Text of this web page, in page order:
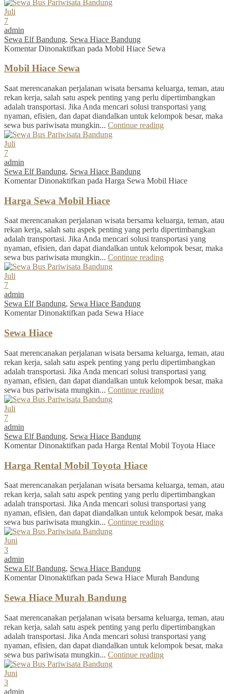
Juli
7
admin
Sewa Elf Bandung, Sewa Hiace Bandung
Komentar Dinonaktifkan pada Mobil Hiace Sewa
Mobil Hiace Sewa
Saat merencanakan perjalanan wisata bersama keluarga, teman, atau
rekan kerja, salah satu aspek penting yang perlu dipertimbangkan
adalah transportasi. Jika Anda mencari solusi transportasi yang
nyaman, efisien, dan dapat diandalkan untuk kelompok besar, maka
sewa bus pariwisata mungkin... Continue reading
Juli
7
admin
Sewa Elf Bandung, Sewa Hiace Bandung
Komentar Dinonaktifkan pada Harga Sewa Mobil Hiace
Harga Sewa Mobil Hiace
Saat merencanakan perjalanan wisata bersama keluarga, teman, atau
rekan kerja, salah satu aspek penting yang perlu dipertimbangkan
adalah transportasi. Jika Anda mencari solusi transportasi yang
nyaman, efisien, dan dapat diandalkan untuk kelompok besar, maka
sewa bus pariwisata mungkin... Continue reading
Juli
7
admin
Sewa Elf Bandung, Sewa Hiace Bandung
Komentar Dinonaktifkan pada Sewa Hiace
Sewa Hiace
Saat merencanakan perjalanan wisata bersama keluarga, teman, atau
rekan kerja, salah satu aspek penting yang perlu dipertimbangkan
adalah transportasi. Jika Anda mencari solusi transportasi yang
nyaman, efisien, dan dapat diandalkan untuk kelompok besar, maka
sewa bus pariwisata mungkin... Continue reading
Juli
7
admin
Sewa Elf Bandung, Sewa Hiace Bandung
Komentar Dinonaktifkan pada Harga Rental Mobil Toyota Hiace
Harga Rental Mobil Toyota Hiace
Saat merencanakan perjalanan wisata bersama keluarga, teman, atau
rekan kerja, salah satu aspek penting yang perlu dipertimbangkan
adalah transportasi. Jika Anda mencari solusi transportasi yang
nyaman, efisien, dan dapat diandalkan untuk kelompok besar, maka
sewa bus pariwisata mungkin... Continue reading
Juni
3
admin
Sewa Elf Bandung, Sewa Hiace Bandung
Komentar Dinonaktifkan pada Sewa Hiace Murah Bandung
Sewa Hiace Murah Bandung
Saat merencanakan perjalanan wisata bersama keluarga, teman, atau
rekan kerja, salah satu aspek penting yang perlu dipertimbangkan
adalah transportasi. Jika Anda mencari solusi transportasi yang
nyaman, efisien, dan dapat diandalkan untuk kelompok besar, maka
sewa bus pariwisata mungkin... Continue reading
Juni
3
admin